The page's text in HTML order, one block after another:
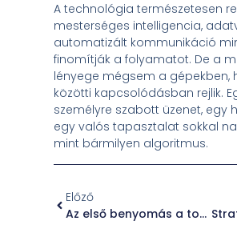
A technológia természetesen
mesterséges intelligencia,
automatizált kommunikáció
finomítják a folyamatot. De a
lényege mégsem a gépekben,
közötti kapcsolódásban rejlik.
személyre szabott üzenet, egy
egy valós tapasztalat sokkal
mint bármilyen algoritmus.
Előző
Az első benyomás a toborzásnál kezdődik